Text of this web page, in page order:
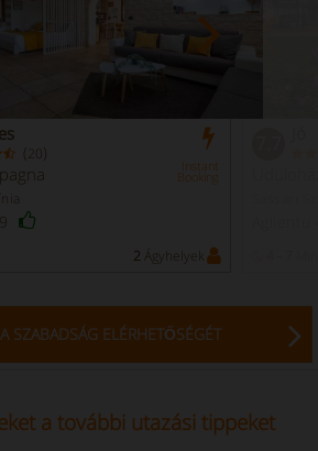
(20)
Instant
Booking
2 Ágyhelyek
SZABADSÁG ELÉRHETŐSÉGÉT
a további utazási tippeket